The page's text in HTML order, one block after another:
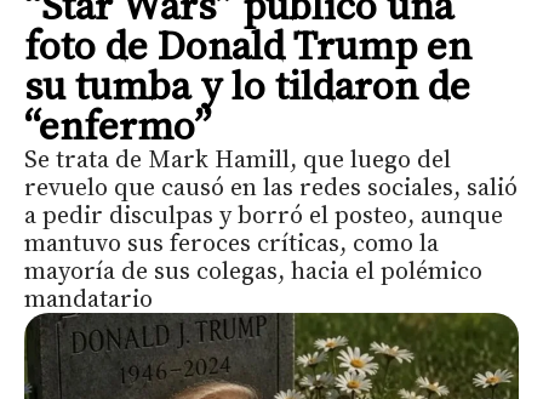
foto de Donald Trump en
su tumba y lo tildaron de
“enfermo”
Se trata de Mark Hamill, que luego del
revuelo que causó en las redes sociales, salió
a pedir disculpas y borró el posteo, aunque
mantuvo sus feroces críticas, como la
mayoría de sus colegas, hacia el polémico
mandatario